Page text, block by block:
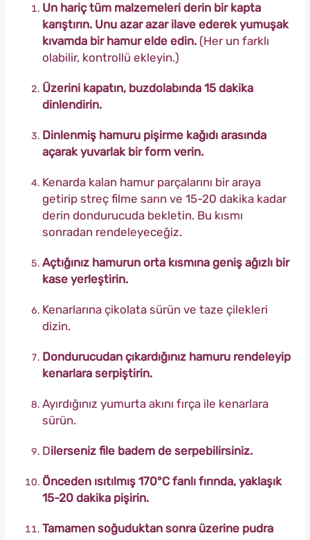
Un hariç tüm malzemeleri derin bir kapta
karıştırın. Unu azar azar ilave ederek yumuşak
kıvamda bir hamur elde edin. (Her un farklı
olabilir, kontrollü ekleyin.)
Üzerini kapatın, buzdolabında 15 dakika
dinlendirin.
Dinlenmiş hamuru pişirme kağıdı arasında
açarak yuvarlak bir form verin.
Kenarda kalan hamur parçalarını bir araya
getirip streç filme sarın ve 15-20 dakika kadar
derin dondurucuda bekletin. Bu kısmı
sonradan rendeleyeceğiz.
Açtığınız hamurun orta kısmına geniş ağızlı bir
kase yerleştirin.
Kenarlarına çikolata sürün ve taze çilekleri
dizin.
Dondurucudan çıkardığınız hamuru rendeleyip
kenarlara serpiştirin.
Ayırdığınız yumurta akını fırça ile kenarlara
sürün.
Dilerseniz file badem de serpebilirsiniz.
Önceden ısıtılmış 170°C fanlı fırında, yaklaşık
15-20 dakika pişirin.
Tamamen soğuduktan sonra üzerine pudra